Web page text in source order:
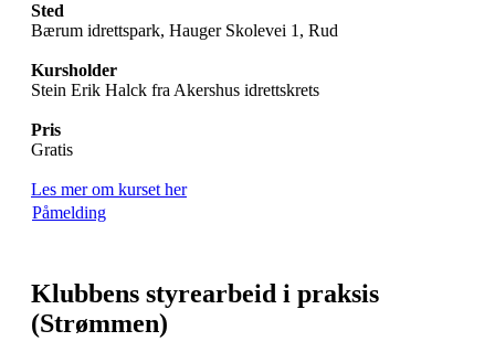
Sted
Bærum idrettspark, Hauger Skolevei 1, Rud
Kursholder
Stein Erik Halck fra Akershus idrettskrets
Pris
Gratis
Les mer om kurset her
Påmelding
Klubbens styrearbeid i praksis
(Strømmen)